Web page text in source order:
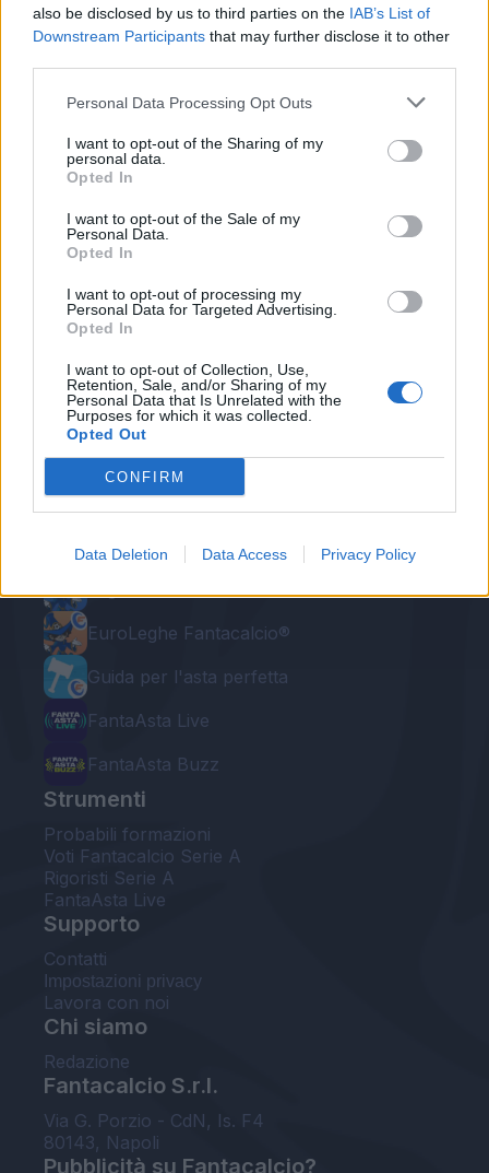
also be disclosed by us to third parties on the IAB’s List of
Downstream Participants that may further disclose it to other
Personal Data Processing Opt Outs
I want to opt-out of the Sharing of my
personal data.
Opted In
I want to opt-out of the Sale of my
Personal Data.
Opted In
I want to opt-out of processing my
Personal Data for Targeted Advertising.
Opted In
I want to opt-out of Collection, Use,
Retention, Sale, and/or Sharing of my
Personal Data that Is Unrelated with the
Purposes for which it was collected.
Opted Out
CONFIRM
Data Deletion Data Access Privacy Policy
In serata è previsto un nuovo vertice di mercato
per la dirigenza rossonera.
Autore
Redazione Fantacalcio.it
Le nostre app
Fantacalcio® Serie A Enilive
Leghe Fantacalcio® Serie A Enilive
EuroLeghe Fantacalcio®
Guida per l'asta perfetta
FantaAsta Live
FantaAsta Buzz
Strumenti
Probabili formazioni
Voti Fantacalcio Serie A
Rigoristi Serie A
FantaAsta Live
Supporto
Contatti
Impostazioni privacy
Lavora con noi
Chi siamo
Redazione
Fantacalcio S.r.l.
Via G. Porzio - CdN, Is. F4
80143, Napoli
Pubblicità su Fantacalcio?